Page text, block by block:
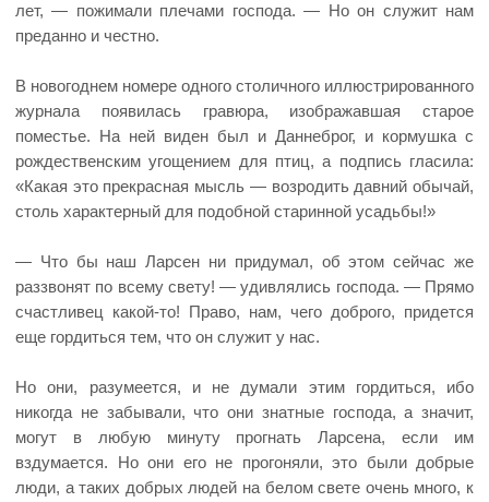
лет, — пожимали плечами господа. — Но он служит нам
преданно и честно.
В новогоднем номере одного столичного иллюстрированного
журнала появилась гравюра, изображавшая старое
поместье. На ней виден был и Даннеброг, и кормушка с
рождественским угощением для птиц, а подпись гласила:
«Какая это прекрасная мысль — возродить давний обычай,
столь характерный для подобной старинной усадьбы!»
— Что бы наш Ларсен ни придумал, об этом сейчас же
раззвонят по всему свету! — удивлялись господа. — Прямо
счастливец какой-то! Право, нам, чего доброго, придется
еще гордиться тем, что он служит у нас.
Но они, разумеется, и не думали этим гордиться, ибо
никогда не забывали, что они знатные господа, а значит,
могут в любую минуту прогнать Ларсена, если им
вздумается. Но они его не прогоняли, это были добрые
люди, а таких добрых людей на белом свете очень много, к